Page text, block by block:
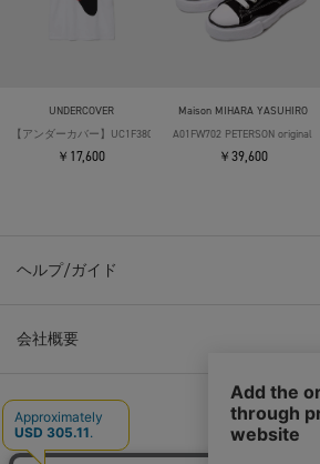
UNDERCOVER
【アンダーカバー】UC1F3808 TEE EVERYBODY meeds
￥17,600
Maison MIHARA YASUHIRO
A01FW702 PETERSON
￥39,600
ヘルプ/ガイド
会社概要